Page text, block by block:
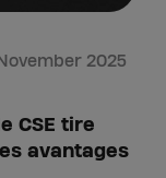
2025
CSE tire
avantages